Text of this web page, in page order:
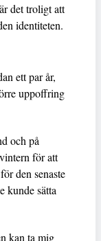
det troligt att
identiteten.
ett par år,
uppoffring
och på
för att
den senaste
kunde sätta
kan ta mig